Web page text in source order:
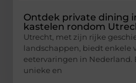
Ontdek private dining
kastelen rondom
Utrecht, met zijn rijke
landschappen, biedt enkele
eetervaringen in Nederland.
unieke en